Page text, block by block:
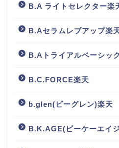
B.A ライトセレクター楽
B.Aセラムレブアップ楽
B.Aトライアルベーシッ
B.C.FORCE楽天
b.glen(ビーグレン)楽天
B.K.AGE(ビーケーエイ